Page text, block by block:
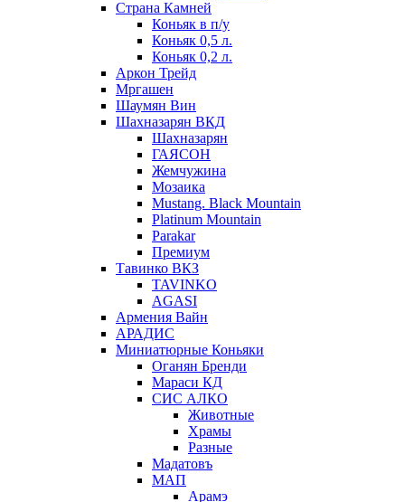
Страна Камней
Коньяк в п/у
Коньяк 0,5 л.
Коньяк 0,2 л.
Аркон Трейд
Мргашен
Шаумян Вин
Шахназарян ВКД
Шахназарян
ГАЯСОН
Жемчужина
Мозаика
Mustang. Black Mountain
Platinum Mountain
Parakar
Премиум
Тавинко ВКЗ
TAVINKO
AGASI
Армения Вайн
АРАДИС
Миниатюрные Коньяки
Оганян Бренди
Мараси КД
СИС АЛКО
Животные
Храмы
Разные
Мадатовъ
МАП
Арамэ